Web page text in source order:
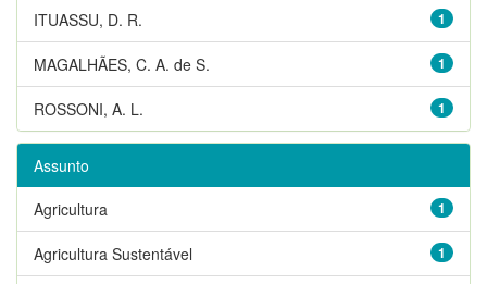
1
ITUASSU, D. R.
1
MAGALHÃES, C. A. de S.
1
ROSSONI, A. L.
Assunto
1
Agricultura
1
Agricultura Sustentável